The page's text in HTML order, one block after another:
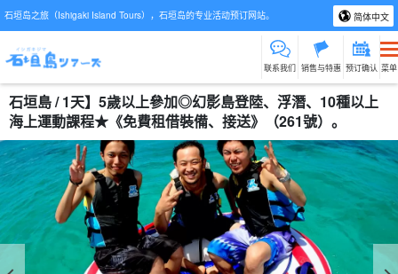
石垣岛之旅（Ishigaki Island Tours），石垣岛的专业活动预订网站。 简体中文
联系我们 销售与特惠 预订确认 菜单
石垣島 / 1天】5歲以上參加◎幻影島登陸、浮潛、10種以上
海上運動課程★《免費租借裝備、接送》（261號）。